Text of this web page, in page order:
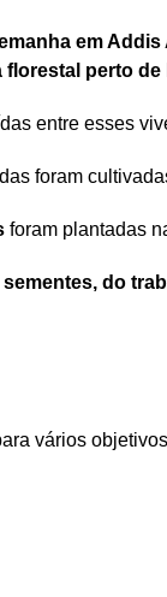
em Addis
perto
entre esses
foram
foram plantadas
do
vários